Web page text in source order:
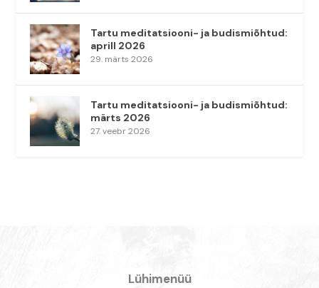
Tartu meditatsiooni- ja budismiõhtud:
aprill 2026
29. märts 2026
Tartu meditatsiooni- ja budismiõhtud:
märts 2026
27. veebr 2026
Lühimenüü